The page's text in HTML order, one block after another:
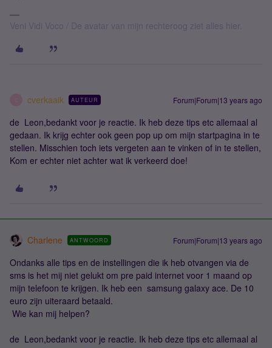
Veni Vidi Voco / De avatar van mijn rechteroog ziet alles hier.
cverkaaik AUTEUR Forum|Forum|13 years ago
de Leon,bedankt voor je reactie. Ik heb deze tips etc allemaal al
gedaan. Ik krijg echter ook geen pop up om mijn startpagina in te
stellen. Misschien toch iets vergeten aan te vinken of in te stellen,
Kom er echter niet achter wat ik verkeerd doe!
Charlene ANTWOORD Forum|Forum|13 years ago
Ondanks alle tips en de instellingen die ik heb otvangen via de
sms is het mij niet gelukt om pre paid internet voor 1 maand op
mijn telefoon te krijgen. Ik heb een samsung galaxy ace. De 10
euro zijn uiteraard betaald.
Wie kan mij helpen?
de Leon,bedankt voor je reactie. Ik heb deze tips etc allemaal al